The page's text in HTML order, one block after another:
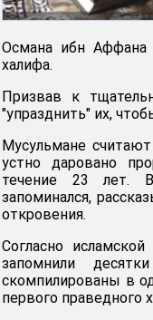
Османа ибн Аффана
халифа.
Призвав к
"упразднить" их,
Мусульмане
устно даровано
течение 23 лет.
запоминался,
откровения.
Согласно
запомнили
скомпилированы в
первого праведного